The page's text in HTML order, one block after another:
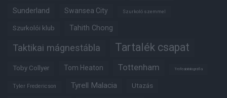
Sunderland Swansea City Szurkoló szemmel
Szurkolói klub Tahith Chong
Taktikai mágnestábla Tartalék csapat
Toby Collyer Tom Heaton Tottenham Trófeabibliográfia
Tyler Fredericson Tyrell Malacia Utazás